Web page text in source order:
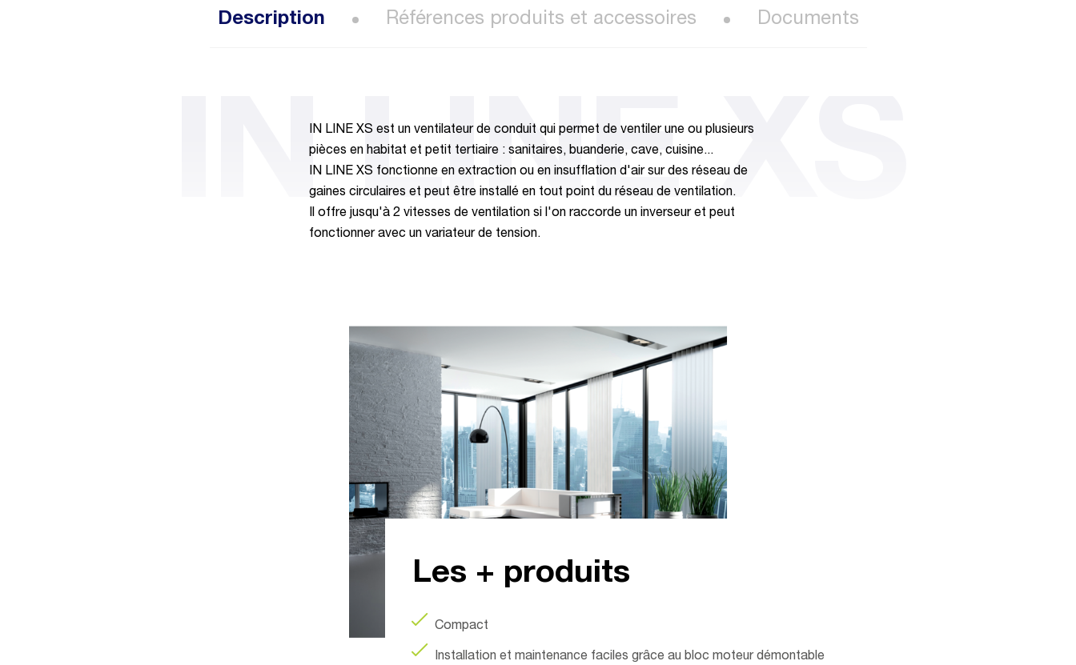
Description Références produits et accessoires Documents
IN LINE XS
IN LINE XS est un ventilateur de conduit qui permet de ventiler une ou plusieurs
pièces en habitat et petit tertiaire : sanitaires, buanderie, cave, cuisine...
IN LINE XS fonctionne en extraction ou en insufflation d'air sur des réseau de
gaines circulaires et peut être installé en tout point du réseau de ventilation.
Il offre jusqu'à 2 vitesses de ventilation si l'on raccorde un inverseur et peut
fonctionner avec un variateur de tension.
Les + produits
Compact
Installation et maintenance faciles grâce au bloc moteur démontable